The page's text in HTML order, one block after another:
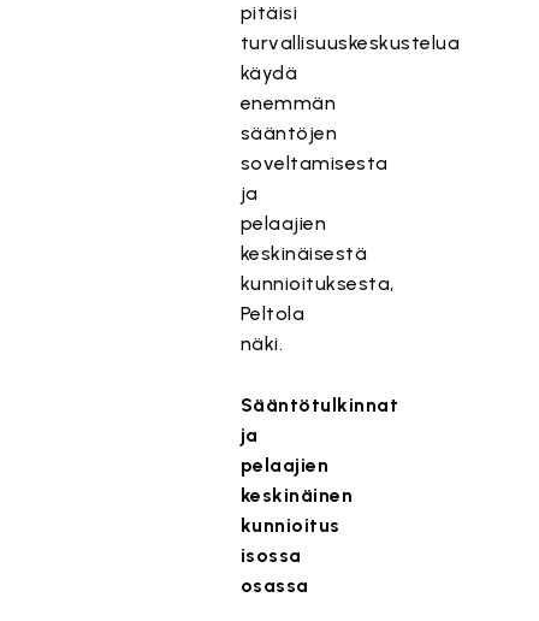
pitäisi
turvallisuuskeskustelua
käydä
enemmän
sääntöjen
soveltamisesta
ja
pelaajien
keskinäisestä
kunnioituksesta,
Peltola
näki.
Sääntötulkinnat
ja
pelaajien
keskinäinen
kunnioitus
isossa
osassa